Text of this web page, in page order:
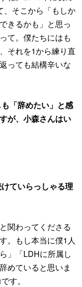
、そこから「もしか
きるかも」と思っ
て。僕たちにはも
それを1から練り直
っても結構辛いな
「辞めたい」と感
が、小森さんはい
ていらっしゃる理
関わってくださる
。もし本当に僕1人
」「LDHに所属し
めていると思いま
す。